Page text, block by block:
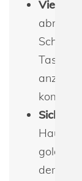
Tasche
der